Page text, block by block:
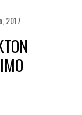
C
H2017